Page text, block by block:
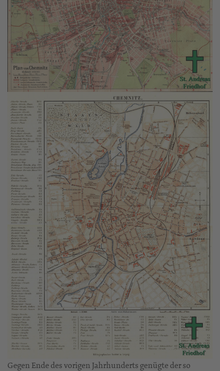
Gegen Ende des vorigen Jahrhunderts genügte der so